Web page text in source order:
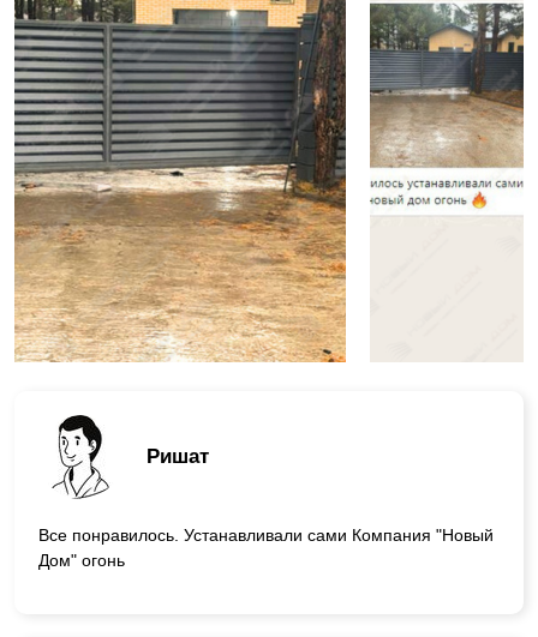
Ришат
Все понравилось. Устанавливали сами Компания "Новый
Дом" огонь